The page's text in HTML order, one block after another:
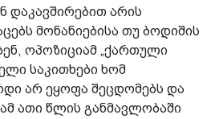
დაკავშირებით არის
მონანიებისა თუ ბოდიშის
ოპოზიციამ „ქართული
საკითხები ხომ
არ ეყოფა შეცდომებს და
ათი წლის განმავლობაში